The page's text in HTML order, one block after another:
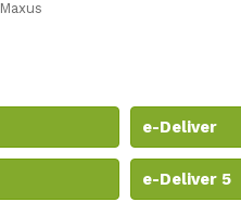
Maxus
e-Deliver
e-Deliver 5